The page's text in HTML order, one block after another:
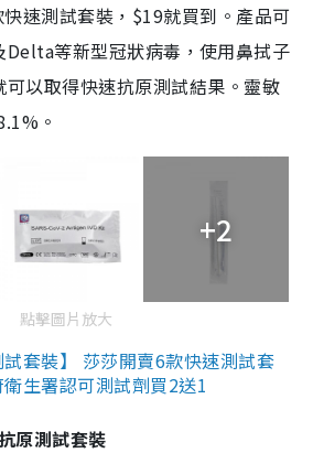
速測試套裝，$19就買到。產品可
等新型冠狀病毒，使用鼻拭子
以取得快速抗原測試結果。靈敏
。
+2
點擊圖片放大
套裝】 莎莎開賣6款快速測試套
生署認可測試劑買2送1
原測試套裝